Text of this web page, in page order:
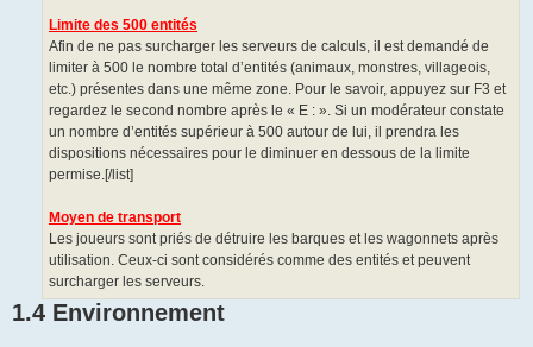
Limite des 500 entités
Afin de ne pas surcharger les serveurs de calculs, il est demandé de
limiter à 500 le nombre total d’entités (animaux, monstres, villageois,
etc.) présentes dans une même zone. Pour le savoir, appuyez sur F3 et
regardez le second nombre après le « E : ». Si un modérateur constate
un nombre d’entités supérieur à 500 autour de lui, il prendra les
dispositions nécessaires pour le diminuer en dessous de la limite
permise.[/list]
Moyen de transport
Les joueurs sont priés de détruire les barques et les wagonnets après
utilisation. Ceux-ci sont considérés comme des entités et peuvent
surcharger les serveurs.
1.4 Environnement